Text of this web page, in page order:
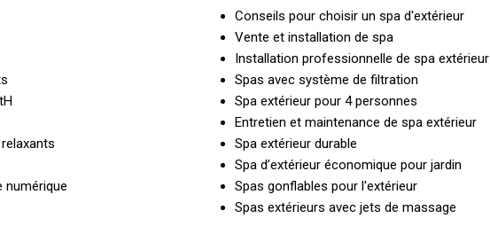
numérique
Conseils pour choisir un spa d'extérieur
Vente et installation de spa
Installation professionnelle de spa extérieur
Spas avec système de filtration
Spa extérieur pour 4 personnes
Entretien et maintenance de spa extérieur
Spa extérieur durable
Spa d’extérieur économique pour jardin
Spas gonflables pour l'extérieur
Spas extérieurs avec jets de massage